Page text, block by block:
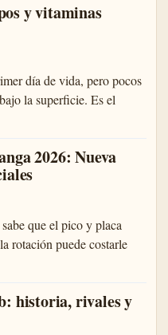
y vitaminas
día de vida, pero pocos
la superficie. Es el
2026: Nueva
que el pico y placa
rotación puede costarle
historia, rivales y